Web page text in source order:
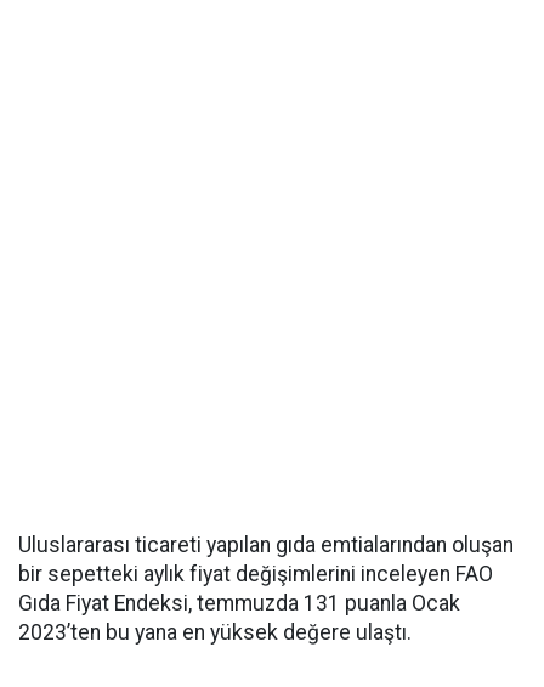
Uluslararası ticareti yapılan gıda emtialarından oluşan
bir sepetteki aylık fiyat değişimlerini inceleyen FAO
Gıda Fiyat Endeksi, temmuzda 131 puanla Ocak
2023’ten bu yana en yüksek değere ulaştı.